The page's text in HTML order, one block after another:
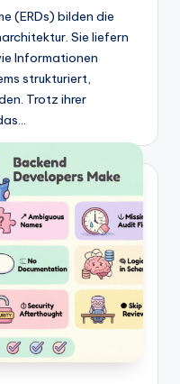
(ERDs) bilden die
Sie liefern
Informationen
strukturiert,
Trotz ihrer